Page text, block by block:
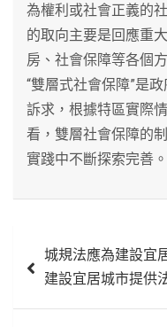
為權利或社會正義的
的取向主要是回應重
房、社會保障等各個
“雙層式社會保障”是
訴求，根據特區實際
看，雙層社會保障的
實踐中不斷探索完善。
章 城規法應為建設宜
建設宜居城市提供